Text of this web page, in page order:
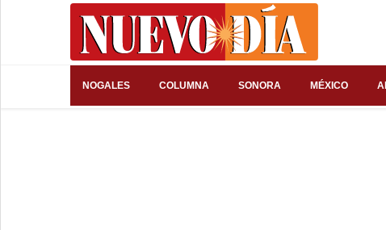
NOGALES COLUMNA SONORA MÉXICO